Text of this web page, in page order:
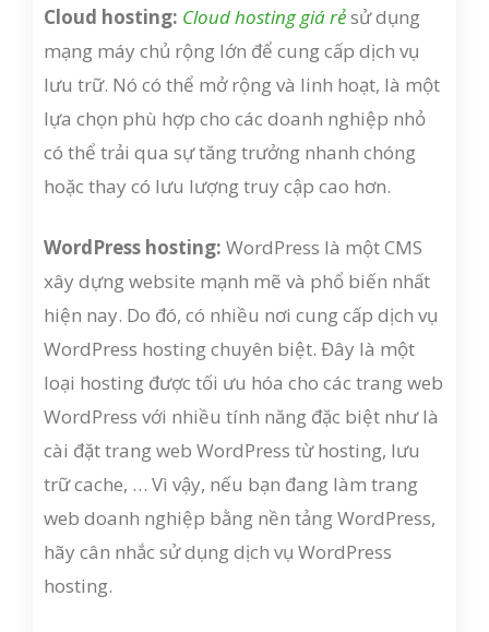
Cloud hosting: Cloud hosting giá rẻsử dụng
mạng máy chủ rộng lớn để cung cấp dịch vụ
lưu trữ. Nó có thể mở rộng và linh hoạt, là một
lựa chọn phù hợp cho các doanh nghiệp nhỏ
có thể trải qua sự tăng trưởng nhanh chóng
hoặc thay có lưu lượng truy cập cao hơn.
WordPress hosting: WordPress là một CMS
xây dựng website mạnh mẽ và phổ biến nhất
hiện nay. Do đó, có nhiều nơi cung cấp dịch vụ
WordPress hosting chuyên biệt. Đây là một
loại hosting được tối ưu hóa cho các trang web
WordPress với nhiều tính năng đặc biệt như là
cài đặt trang web WordPress từ hosting, lưu
trữ cache, … Vì vậy, nếu bạn đang làm trang
web doanh nghiệp bằng nền tảng WordPress,
hãy cân nhắc sử dụng dịch vụ WordPress
hosting.